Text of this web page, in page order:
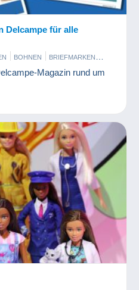
Delcampe für alle
BOHNEN
BRIEFMARKEN
ESSEN UND TRINKEN
MÜNZEN UND BANKNOTEN
PHOTOGRAPHICA
TELEFONKARTEN
VINYL
Magazin rund um